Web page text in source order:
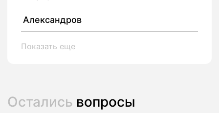
Александров
Показать еще
Остались вопросы